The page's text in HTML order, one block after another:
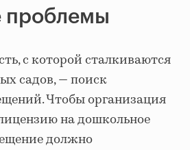
проблемы
с которой сталкиваются
садов, — поиск
Чтобы организация
на дошкольное
должно